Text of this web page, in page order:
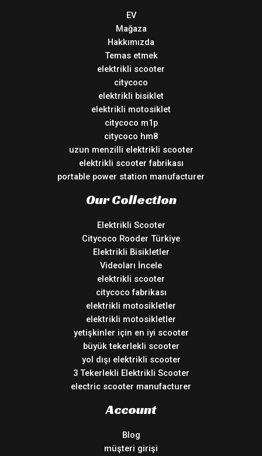
EV
Mağaza
Hakkımızda
Temas etmek
elektrikli scooter
citycoco
elektrikli bisiklet
elektrikli motosiklet
citycoco m1p
citycoco hm8
uzun menzilli elektrikli scooter
elektrikli scooter fabrikası
portable power station manufacturer
Our Collection
Elektrikli Scooter
Citycoco Rooder Türkiye
Elektrikli Bisikletler
Videoları İncele
elektrikli scooter
citycoco fabrikası
elektrikli motosikletler
elektrikli motosikletler
yetişkinler için en iyi scooter
büyük tekerlekli scooter
yol dışı elektrikli scooter
3 Tekerlekli Elektrikli Scooter
electric scooter manufacturer
Account
Blog
müşteri girişi